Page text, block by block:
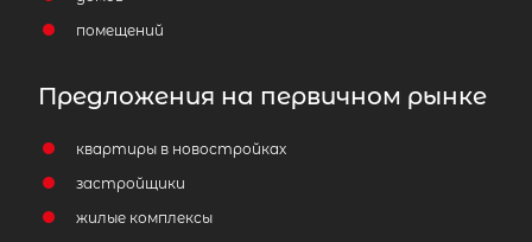
Жилой дом площадью 103 м2,
Ленинградская область,
район, Виллозское городское
садоводческое некоммерческое
товарищество Малое Карлино,
помещений
Предложения на первичном рынке
квартиры в новостройках
застройщики
жилые комплексы